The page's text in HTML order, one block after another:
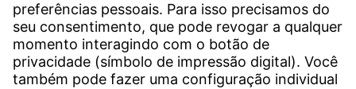
Contato